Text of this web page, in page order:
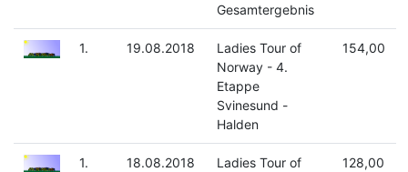
Gesamtergebnis
1. 19.08.2018
Ladies Tour of
Norway - 4.
Etappe
Svinesund -
Halden
154,00
1. 18.08.2018
Ladies Tour of
128,00